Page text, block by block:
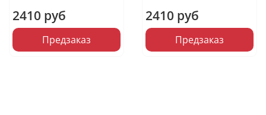
2410 руб
Предзаказ
2410 руб
Предзаказ